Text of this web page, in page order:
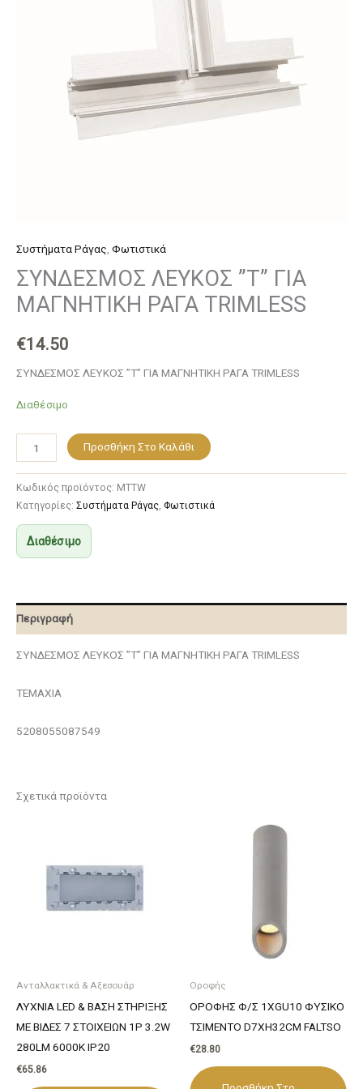
Συστήματα Ράγας, Φωτιστικά
ΣΥΝΔΕΣΜΟΣ ΛΕΥΚΟΣ ”Τ” ΓΙΑ
ΜΑΓΝΗΤΙΚΗ ΡΑΓΑ TRIMLESS
€14.50
ΣΥΝΔΕΣΜΟΣ ΛΕΥΚΟΣ ”Τ” ΓΙΑ ΜΑΓΝΗΤΙΚΗ ΡΑΓΑ TRIMLESS
Διαθέσιμο
Προσθήκη Στο Καλάθι
Κωδικός προϊόντος: MTTW
Κατηγορίες: Συστήματα Ράγας, Φωτιστικά
Διαθέσιμο
Περιγραφή
ΣΥΝΔΕΣΜΟΣ ΛΕΥΚΟΣ ”Τ” ΓΙΑ ΜΑΓΝΗΤΙΚΗ ΡΑΓΑ TRIMLESS
ΤΕΜΑΧΙΑ
5208055087549
Σχετικά προϊόντα
Ανταλλακτικά & Αξεσουάρ
ΛΥΧΝΙΑ LED & ΒΑΣΗ ΣΤΗΡΙΞΗΣ
ΜΕ ΒΙΔΕΣ 7 ΣΤΟΙΧΕΙΩΝ 1P 3.2W
280LM 6000K IP20
€65.86
Οροφής
ΟΡΟΦΗΣ Φ/Σ 1ΧGU10 ΦΥΣΙΚΟ
ΤΣΙΜΕΝΤΟ D7XH32CM FALTSO
€28.80